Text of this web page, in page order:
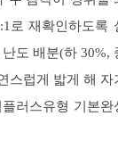
로 재확인하도록
도 배분(하 30%,
스럽게 밟게 해 자
러스유형 기본완